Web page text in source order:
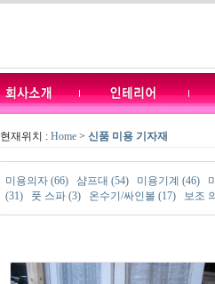
현재위치 : Home > 신품 미용 기자재
미용의자 (66) 샴프대 (54) 미용기계 (46)
(31)
풋 스파 (3) 온수기/싸인볼 (17) 보조